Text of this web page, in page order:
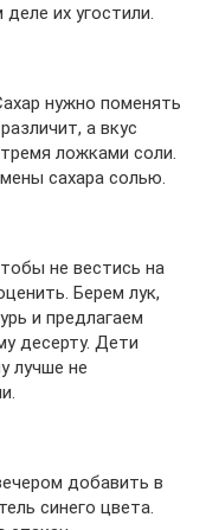
их угостили.
нужно поменять
а вкус
ложками соли.
сахара солью.
не вестись на
Берем лук,
и предлагаем
десерту. Дети
лучше не
добавить в
синего цвета.